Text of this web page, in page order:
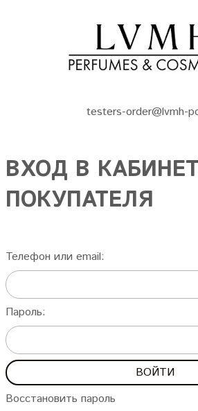
testers-order@lvmh-
ВХОД В КАБИНЕТ
ПОКУПАТЕЛЯ
Телефон или email:
Пароль:
Восстановить пароль